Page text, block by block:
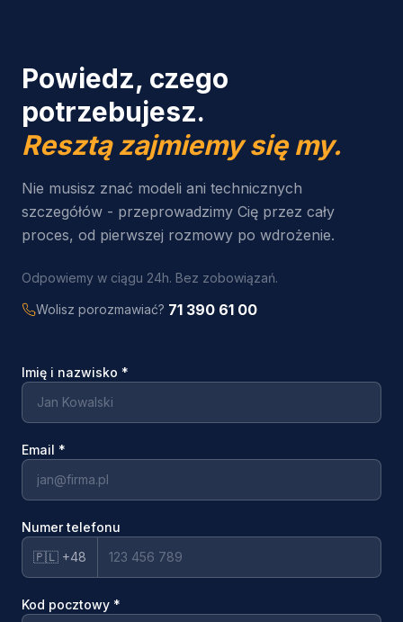
Powiedz, czego
potrzebujesz.
Resztą zajmiemy się my.
Nie musisz znać modeli ani technicznych
szczegółów - przeprowadzimy Cię przez cały
proces, od pierwszej rozmowy po wdrożenie.
Odpowiemy w ciągu 24h. Bez zobowiązań.
Wolisz porozmawiać? 71 390 61 00
Imię i nazwisko *
Email *
Numer telefonu
🇵🇱 +48
Kod pocztowy *